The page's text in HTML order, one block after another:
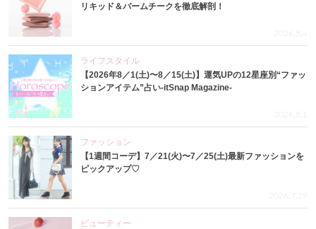
リキッド＆バームチークを徹底解剖！
2026.8.4
ライフスタイル
【2026年8／1(土)〜8／15(土)】運気UPの12星座別“ファッ
ションアイテム”占い-itSnap Magazine-
2026.8.1
ファッション
【1週間コーデ】7／21(火)〜7／25(土)最新ファッションを
ピックアップ♡
2026.7.29
ビューティー